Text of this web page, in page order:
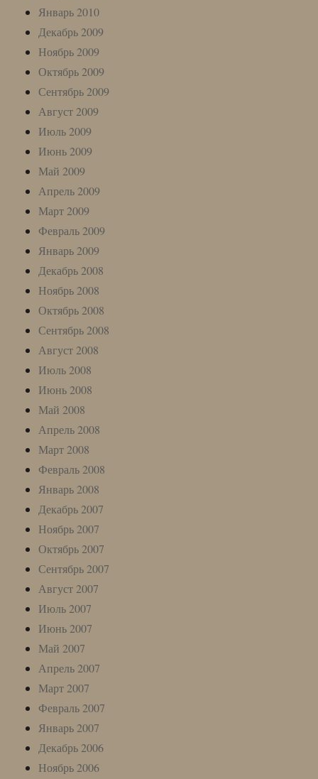
Январь 2010
Декабрь 2009
Ноябрь 2009
Октябрь 2009
Сентябрь 2009
Август 2009
Июль 2009
Июнь 2009
Май 2009
Апрель 2009
Март 2009
Февраль 2009
Январь 2009
Декабрь 2008
Ноябрь 2008
Октябрь 2008
Сентябрь 2008
Август 2008
Июль 2008
Июнь 2008
Май 2008
Апрель 2008
Март 2008
Февраль 2008
Январь 2008
Декабрь 2007
Ноябрь 2007
Октябрь 2007
Сентябрь 2007
Август 2007
Июль 2007
Июнь 2007
Май 2007
Апрель 2007
Март 2007
Февраль 2007
Январь 2007
Декабрь 2006
Ноябрь 2006